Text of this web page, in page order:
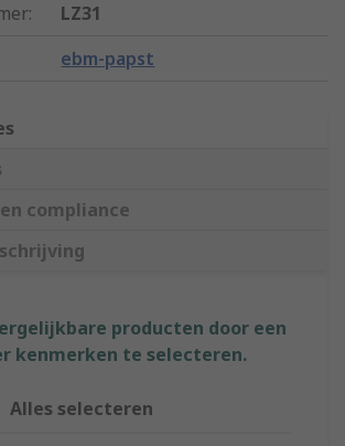
:
LZ31
ebm-papst
compliance
producten door een
kenmerken te selecteren.
Alles selecteren